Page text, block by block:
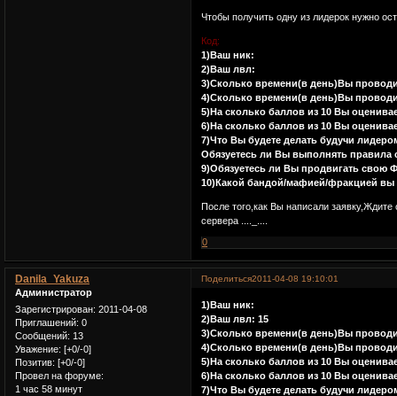
Чтобы получить одну из лидерок нужно
Код:
1)Ваш ник:
2)Ваш лвл:
3)Сколько времени(в день)Вы
4)Сколько времени(в день)Вы
5)На сколько баллов из 10 Вы
6)На сколько баллов из 10 Вы
7)Что Вы будете делать будучи
Обязуетесь ли Вы выполнять правила
9)Обязуетесь ли Вы продвигать
10)Какой бандой/мафией/фракцией вы
После того,как Вы написали
сервера ...._....
0
Поделиться2011-04-08 19:10:01
Danila_Yakuza
Администратор
Зарегистрирован: 2011-04-08
Приглашений: 0
Сообщений: 13
Уважение: [+0/-0]
Позитив: [+0/-0]
Провел на форуме:
1 час 58 минут
1)Ваш ник:
2)Ваш лвл: 15
3)Сколько времени(в день)Вы
4)Сколько времени(в день)Вы
5)На сколько баллов из 10 Вы
6)На сколько баллов из 10 Вы
7)Что Вы будете делать будучи